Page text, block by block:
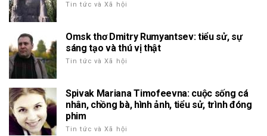
Tin tức và Xã hội
Omsk thơ Dmitry Rumyantsev: tiểu sử, sự
sáng tạo và thú vị thật
Tin tức và Xã hội
Spivak Mariana Timofeevna: cuộc sống cá
nhân, chồng bà, hình ảnh, tiểu sử, trình đóng
phim
Tin tức và Xã hội